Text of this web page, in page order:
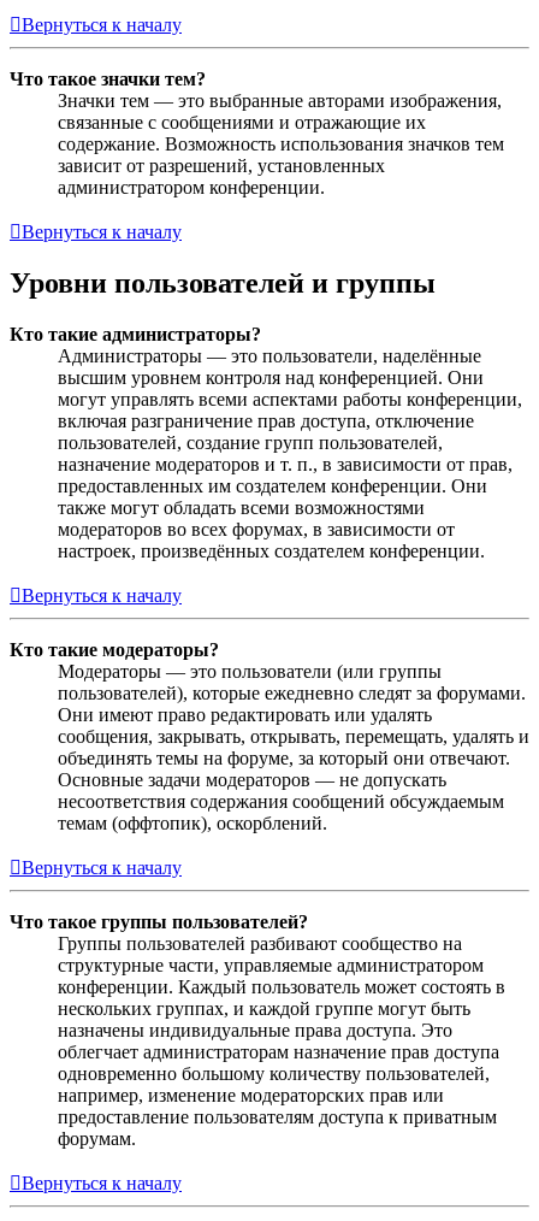
Вернуться к началу
Что такое значки тем?
Значки тем — это выбранные авторами изображения,
связанные с сообщениями и отражающие их
содержание. Возможность использования значков тем
зависит от разрешений, установленных
администратором конференции.
Вернуться к началу
Уровни пользователей и группы
Кто такие администраторы?
Администраторы — это пользователи, наделённые
высшим уровнем контроля над конференцией. Они
могут управлять всеми аспектами работы конференции,
включая разграничение прав доступа, отключение
пользователей, создание групп пользователей,
назначение модераторов и т. п., в зависимости от прав,
предоставленных им создателем конференции. Они
также могут обладать всеми возможностями
модераторов во всех форумах, в зависимости от
настроек, произведённых создателем конференции.
Вернуться к началу
Кто такие модераторы?
Модераторы — это пользователи (или группы
пользователей), которые ежедневно следят за форумами.
Они имеют право редактировать или удалять
сообщения, закрывать, открывать, перемещать, удалять и
объединять темы на форуме, за который они отвечают.
Основные задачи модераторов — не допускать
несоответствия содержания сообщений обсуждаемым
темам (оффтопик), оскорблений.
Вернуться к началу
Что такое группы пользователей?
Группы пользователей разбивают сообщество на
структурные части, управляемые администратором
конференции. Каждый пользователь может состоять в
нескольких группах, и каждой группе могут быть
назначены индивидуальные права доступа. Это
облегчает администраторам назначение прав доступа
одновременно большому количеству пользователей,
например, изменение модераторских прав или
предоставление пользователям доступа к приватным
форумам.
Вернуться к началу